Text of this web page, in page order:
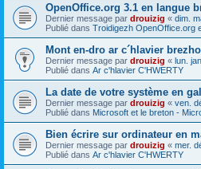
OpenOffice.org 3.1 en langue
Dernier message par drouizig « dim.
Publié dans Troidigezh OpenOffice.org
Mont en-dro ar c´hlavier
Dernier message par drouizig « lun.
Publié dans Ar c'hlavier C'HWERTY
La date de votre système en
Dernier message par drouizig « ven.
Publié dans Microsoft et le breton -
Bien écrire sur ordinateur en
Dernier message par drouizig « mer.
Publié dans Ar c'hlavier C'HWERTY